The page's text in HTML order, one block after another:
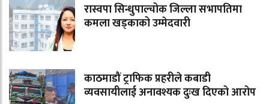
रास्वपा सिन्धुपाल्चोक जिल्ला सभापतिमा
कमला खड्काको उम्मेदवारी
काठमाडौं ट्राफिक प्रहरीले कबाडी
व्यवसायीलाई अनावश्यक दुःख दिएको आरोप